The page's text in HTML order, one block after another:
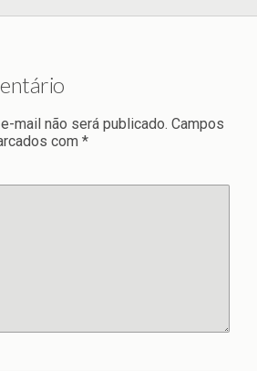
mail não será publicado. Campos
com *